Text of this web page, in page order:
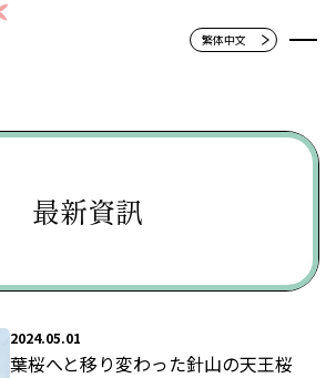
最新資訊
2024.05.01
葉桜へと移り変わった針山の天王桜